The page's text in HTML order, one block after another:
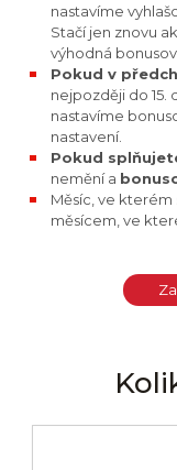
nastavíme
Stačí jen znovu
výhodná
Pokud v
nejpozději do 15.
nastavíme
nastavení.
Pokud
nemění a
Měsíc, ve
měsícem, ve